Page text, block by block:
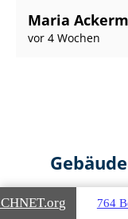
Maria
vor 4 Wochen
.org 764